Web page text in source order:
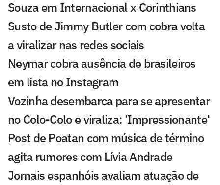
Souza em Internacional x Corinthians
Susto de Jimmy Butler com cobra volta
a viralizar nas redes sociais
Neymar cobra ausência de brasileiros
em lista no Instagram
Vozinha desembarca para se apresentar
no Colo-Colo e viraliza: 'Impressionante'
Post de Poatan com música de término
agita rumores com Lívia Andrade
Jornais espanhóis avaliam atuação de